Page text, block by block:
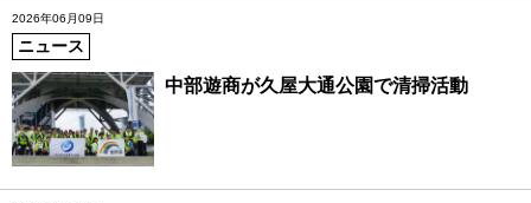
2026年06月09日
ニュース
中部遊商が久屋大通公園で清掃活動